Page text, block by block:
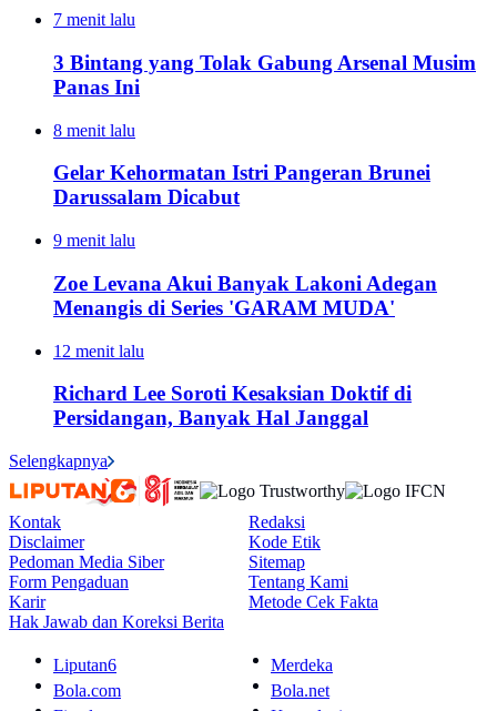
7 menit lalu
3 Bintang yang Tolak Gabung Arsenal Musim
Panas Ini
8 menit lalu
Gelar Kehormatan Istri Pangeran Brunei
Darussalam Dicabut
9 menit lalu
Zoe Levana Akui Banyak Lakoni Adegan
Menangis di Series 'GARAM MUDA'
12 menit lalu
Richard Lee Soroti Kesaksian Doktif di
Persidangan, Banyak Hal Janggal
Selengkapnya
Kontak
Redaksi
Disclaimer
Kode Etik
Pedoman Media Siber
Sitemap
Form Pengaduan
Tentang Kami
Karir
Metode Cek Fakta
Hak Jawab dan Koreksi Berita
Liputan6
Merdeka
Bola.com
Bola.net